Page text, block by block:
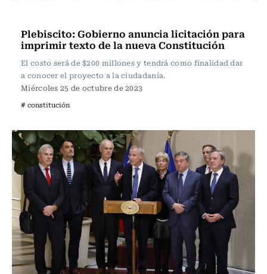
Plebiscito: Gobierno anuncia licitación para
imprimir texto de la nueva Constitución
El costo será de $200 millones y tendrá como finalidad dar
a conocer el proyecto a la ciudadanía.
Miércoles 25 de octubre de 2023
# constitución